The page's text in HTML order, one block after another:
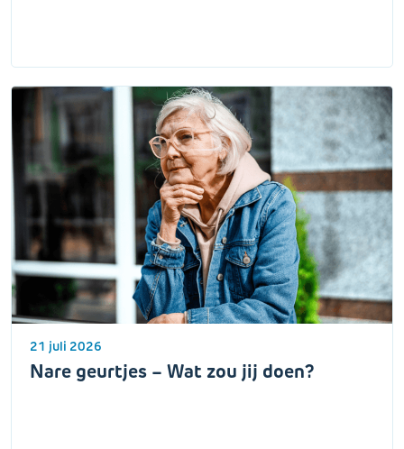
21 juli 2026
Nare geurtjes – Wat zou jij doen?